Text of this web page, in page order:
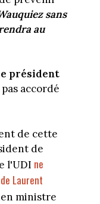
sans
au
président
accordé
de cette
de
l'UDI ne
Laurent
ministre